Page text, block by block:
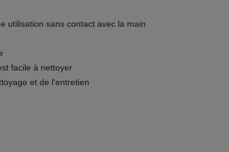
utilisation sans contact avec la main
facile à nettoyer
et de l'entretien